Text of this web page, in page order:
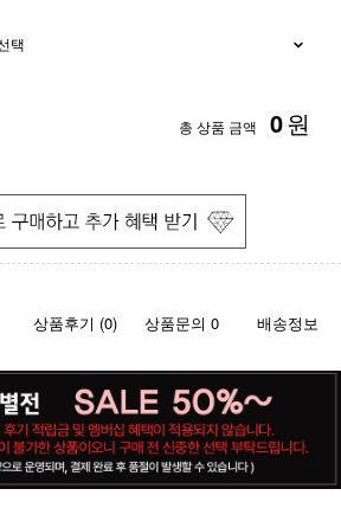
총 상품 금액 0원
상품후기 (0) 상품문의 0 배송정보